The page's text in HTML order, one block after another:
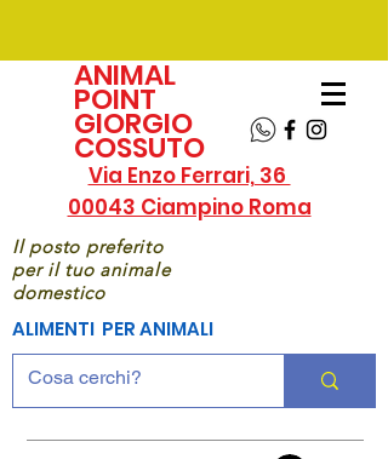
ANIMAL
POINT
GIORGIO
COSSUTO
Via Enzo Ferrari, 36
00043 Ciampino Roma
Il posto preferito
per il tuo animale
domestico
ALIMENTI PER ANIMALI